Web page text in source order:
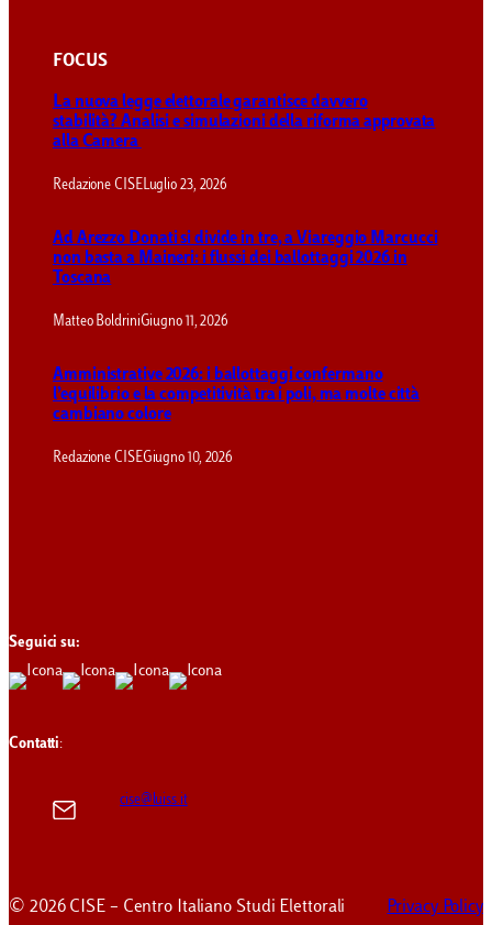
FOCUS
La nuova legge elettorale garantisce davvero
stabilità? Analisi e simulazioni della riforma approvata
alla Camera
Redazione CISELuglio 23, 2026
Ad Arezzo Donati si divide in tre, a Viareggio Marcucci
non basta a Maineri: i flussi dei ballottaggi 2026 in
Toscana
Matteo BoldriniGiugno 11, 2026
Amministrative 2026: i ballottaggi confermano
l’equilibrio e la competitività tra i poli, ma molte città
cambiano colore
Redazione CISEGiugno 10, 2026
Seguici su:
Contatti:
cise@luiss.it
© 2026 CISE – Centro Italiano Studi Elettorali Privacy Policy